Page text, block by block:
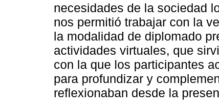
necesidades de la sociedad
nos permitió trabajar con la
la modalidad de diplomado
actividades virtuales, que
con la que los participantes
para profundizar y
reflexionaban desde la